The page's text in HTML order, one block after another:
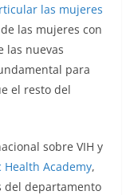
las mujeres
de las mujeres con
las nuevas
para
el resto del
sobre VIH y
Health Academy,
del departamento